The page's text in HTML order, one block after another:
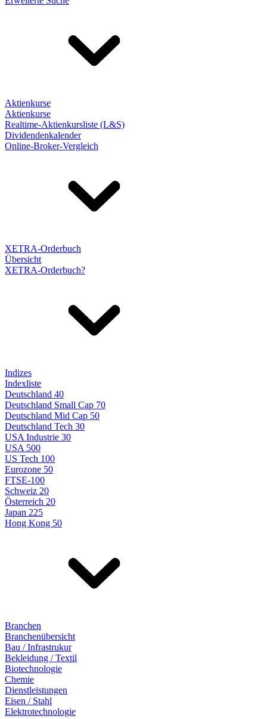
Aktienkurse
Aktienkurse
Realtime-Aktienkursliste (L&S)
Dividendenkalender
Online-Broker-Vergleich
XETRA-Orderbuch
Übersicht
XETRA-Orderbuch?
Indizes
Indexliste
Deutschland 40
Deutschland Small Cap 70
Deutschland Mid Cap 50
Deutschland Tech 30
USA Industrie 30
USA 500
US Tech 100
Eurozone 50
FTSE-100
Schweiz 20
Österreich 20
Japan 225
Hong Kong 50
Branchen
Branchenübersicht
Bau / Infrastrukur
Bekleidung / Textil
Biotechnologie
Chemie
Dienstleistungen
Eisen / Stahl
Elektrotechnologie